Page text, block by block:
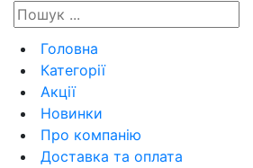
Головна
Категорії
Акції
Новинки
Про компанію
Доставка та оплата